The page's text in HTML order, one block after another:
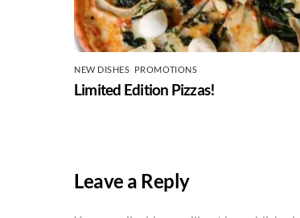
NEW DISHES PROMOTIONS
Limited Edition Pizzas!
Leave a Reply